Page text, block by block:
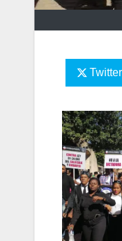
Twitter